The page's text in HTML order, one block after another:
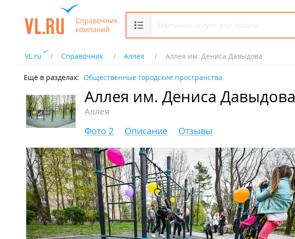
Справочник
компаний
VL.ru Справочник Аллея Аллея им. Дениса Давыдова
Ещё в разделах: Общественные городские пространства
Аллея им. Дениса Давыдова
Аллея
Фото 2 Описание Отзывы